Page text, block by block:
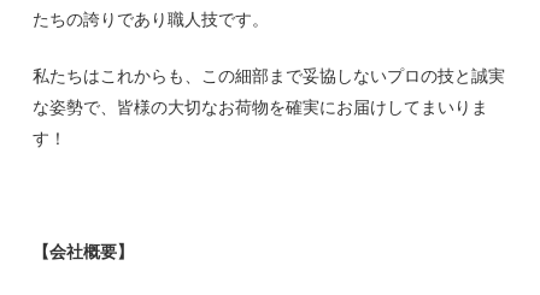
たちの誇りであり職人技です。
私たちはこれからも、この細部まで妥協しないプロの技と誠実
な姿勢で、皆様の大切なお荷物を確実にお届けしてまいりま
す！
【会社概要】